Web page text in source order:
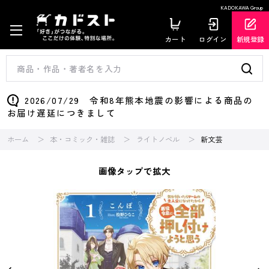
KADOKAWA Group
カート ログイン 新規登録
2026/07/29 令和8年熊本地震の影響による商品の
お届け遅延につきまして
ホーム 本・コミック・雑誌 ライトノベル 新文芸
画像タップで拡大